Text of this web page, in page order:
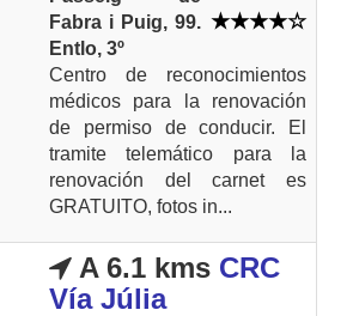
Fabra i Puig, 99.
Entlo, 3º
Centro de reconocimientos
médicos para la renovación
de permiso de conducir. El
tramite telemático para la
renovación del carnet es
GRATUITO, fotos in...
A 6.1 kms CRC
Vía Júlia